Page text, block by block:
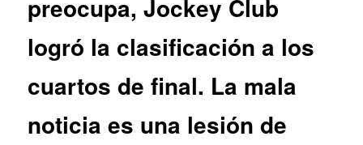
preocupa, Jockey Club
logró la clasificación a los
cuartos de final. La mala
noticia es una lesión de